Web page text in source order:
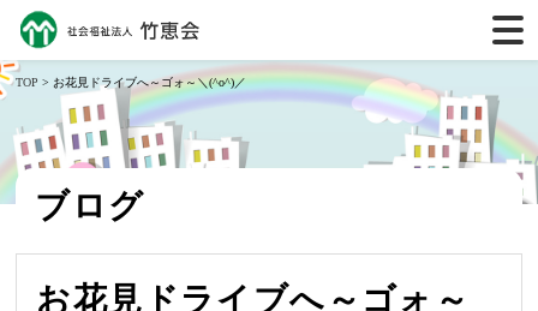
TOP > お花見ドライブへ～ゴォ～＼(^o^)／
ブログ
お花見ドライブへ～ゴォ～